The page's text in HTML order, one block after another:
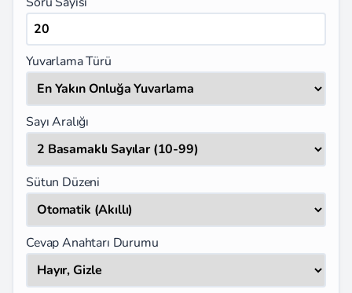
Yuvarlama Türü
Sayı Aralığı
Sütun Düzeni
Cevap Anahtarı Durumu